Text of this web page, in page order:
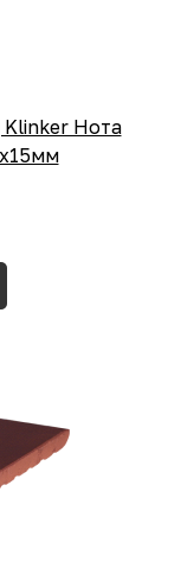
Нота